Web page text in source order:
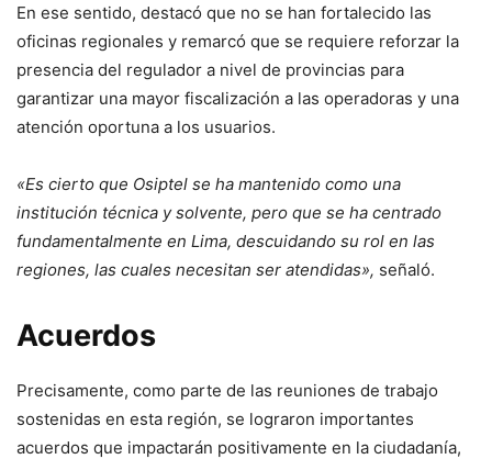
En ese sentido, destacó que no se han fortalecido las
oficinas regionales y remarcó que se requiere reforzar la
presencia del regulador a nivel de provincias para
garantizar una mayor fiscalización a las operadoras y una
atención oportuna a los usuarios.
«Es cierto que Osiptel se ha mantenido como una
institución técnica y solvente, pero que se ha centrado
fundamentalmente en Lima, descuidando su rol en las
regiones, las cuales necesitan ser atendidas», señaló.
Acuerdos
Precisamente, como parte de las reuniones de trabajo
sostenidas en esta región, se lograron importantes
acuerdos que impactarán positivamente en la ciudadanía,